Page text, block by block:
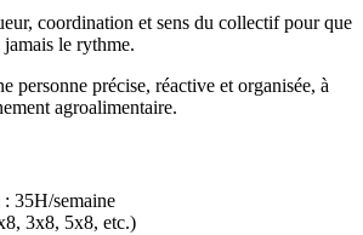
coordination et sens du collectif pour que
le rythme.
personne précise, réactive et organisée, à
agroalimentaire.
35H/semaine
3x8, 5x8, etc.)